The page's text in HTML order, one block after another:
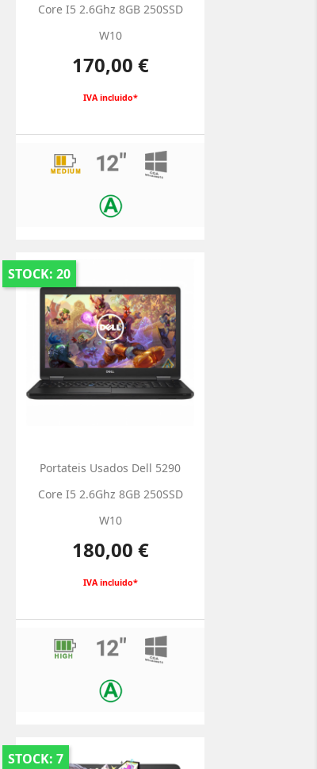
Core I5 2.6Ghz 8GB 250SSD
W10
Preço
170,00 €
IVA incluido*
STOCK: 20
Portateis Usados Dell 5290
Core I5 2.6Ghz 8GB 250SSD
W10
Preço
180,00 €
IVA incluido*
STOCK: 7